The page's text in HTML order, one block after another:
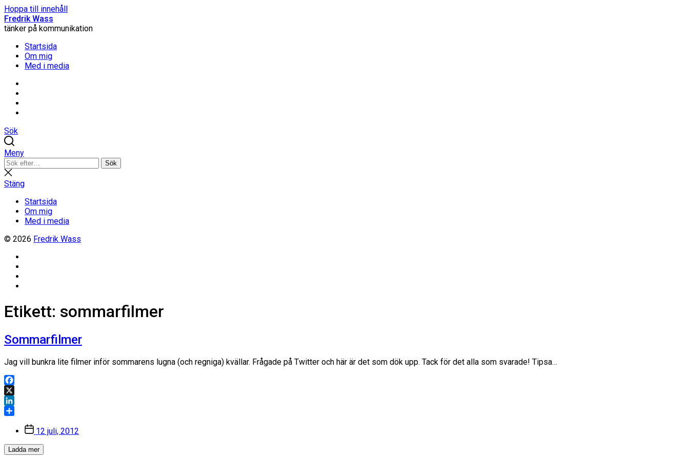
Hoppa till innehåll
Fredrik Wass
tänker på kommunikation
Startsida
Om mig
Med i media
Sök
Meny
Sök
efter:
Sök
Stäng
sökning
Stäng
Startsida
Om mig
Med i media
© 2026 Fredrik Wass
Etikett: sommarfilmer
Sommarfilmer
Jag vill bunkra lite filmer inför sommarens lugna (och regniga) kvällar. Frågade på Twitter och här är det som dök upp. Tack för det alla som svarade! Tipsa…
Facebook
X
LinkedIn
Inläggsdatum
12 juli, 2012
Ladda mer